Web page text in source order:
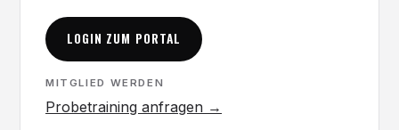
LOGIN ZUM PORTAL
MITGLIED WERDEN
Probetraining anfragen →